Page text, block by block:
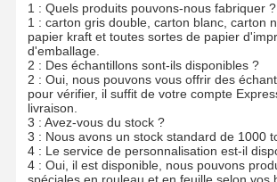
1 : Quels produits pouvons-nous fabriquer ?
1 : carton gris double, carton blanc, carton
papier kraft et toutes sortes de papier
d'emballage.
2 : Des échantillons sont-ils disponibles ?
2 : Oui, nous pouvons vous offrir des
pour vérifier, il suffit de votre compte
livraison.
3 : Avez-vous du stock ?
3 : Nous avons un stock standard de 1000
4 : Le service de personnalisation est-il
4 : Oui, il est disponible, nous pouvons